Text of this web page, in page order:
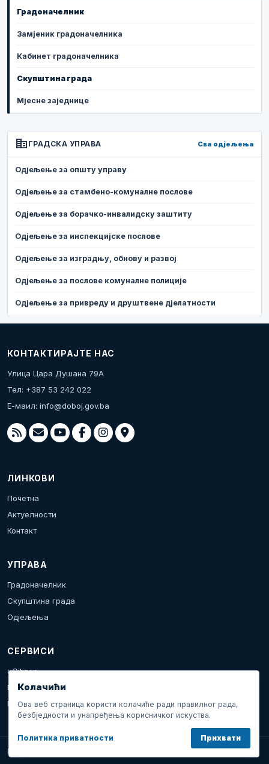
Градоначелник
Замјеник градоначелника
Кабинет градоначелника
Скупштина града
Мјесне заједнице
corporate_fare ГРАДСКА УПРАВА Сва одјељења
Одјељење за општу управу
Одјељење за стамбено-комуналне послове
Одјељење за борачко-инвалидску заштиту
Одјељење за инспекцијске послове
Одјељење за изградњу, обнову и развој
Одјељење за послове комуналне полиције
Одјељење за привреду и друштвене дјелатности
КОНТАКТИРАЈТЕ НАС
Улица Цара Душана 79А
Тел: +387 53 242 022
Е-маил: info@doboj.gov.ba
ЛИНКОВИ
Почетна
Актуелности
Контакт
УПРАВА
Градоначелник
Скупштина града
Одјељења
СЕРВИСИ
eCitizen
Пријава проблема
Календар дешавања
Град Добој © 2026. Сва права задржана.
Колачићи
Ова веб страница користи колачиће ради правилног рада,
безбједности и унапређења корисничког искуства.
Политика приватности Прихвати